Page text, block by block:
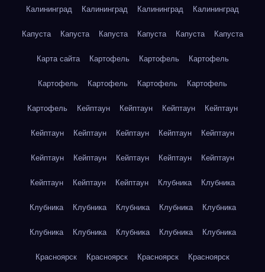
Калининград Калининград Калининград Калининград
Капуста Капуста Капуста Капуста Капуста Капуста
Карта сайта Картофель Картофель Картофель
Картофель Картофель Картофель Картофель
Картофель Кейптаун Кейптаун Кейптаун Кейптаун
Кейптаун Кейптаун Кейптаун Кейптаун Кейптаун
Кейптаун Кейптаун Кейптаун Кейптаун Кейптаун
Кейптаун Кейптаун Кейптаун Клубника Клубника
Клубника Клубника Клубника Клубника Клубника
Клубника Клубника Клубника Клубника Клубника
Красноярск Красноярск Красноярск Красноярск